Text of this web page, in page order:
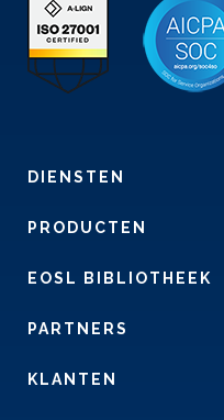
DIENSTEN
PRODUCTEN
EOSL BIBLIOTHEEK
PARTNERS
KLANTEN